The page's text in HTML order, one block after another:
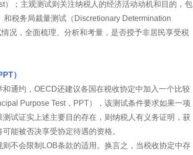
）；主观测试则关注纳税人的经济活动动机和目的，包
税务局裁量测试（Discretionary Determination
况，全面梳理、分析和考量，是否授予非居民享受税
）
通约，OECD还建议各国在税收协定中加入一个比较
Purpose Test，PPT），该测试条件要求如果一项
试证实上述主要目的存在，则纳税人有义务证明，获
能被否决享受协定待遇的资格。
不会限制LOB条款的适用。换言之，当税收协定中存